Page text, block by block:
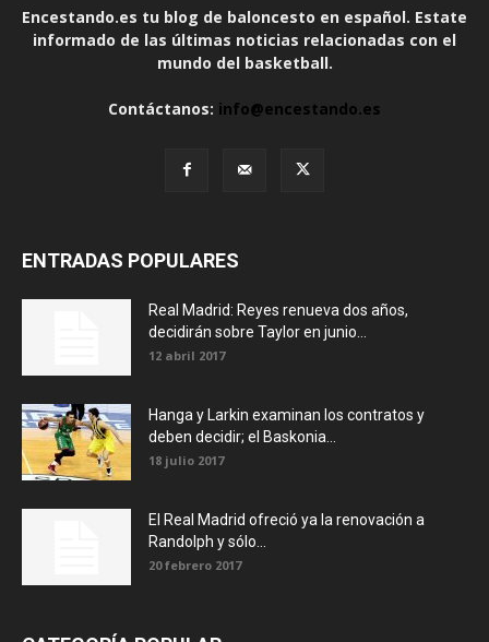
Encestando.es tu blog de baloncesto en español. Estate
informado de las últimas noticias relacionadas con el
mundo del basketball.
Contáctanos: info@encestando.es
ENTRADAS POPULARES
Real Madrid: Reyes renueva dos años,
decidirán sobre Taylor en junio...
12 abril 2017
Hanga y Larkin examinan los contratos y
deben decidir; el Baskonia...
18 julio 2017
El Real Madrid ofreció ya la renovación a
Randolph y sólo...
20 febrero 2017